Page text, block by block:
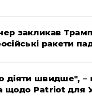
закликав
ракети
діяти швидше", –
щодо Patriot для